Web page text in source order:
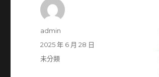
作
admin
發
佈
2025 年 6 月 28 日
分
未分類